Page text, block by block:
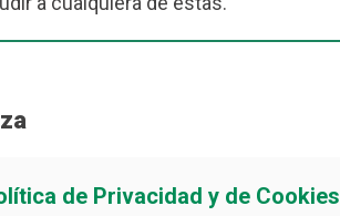
de Privacidad y de Cookies